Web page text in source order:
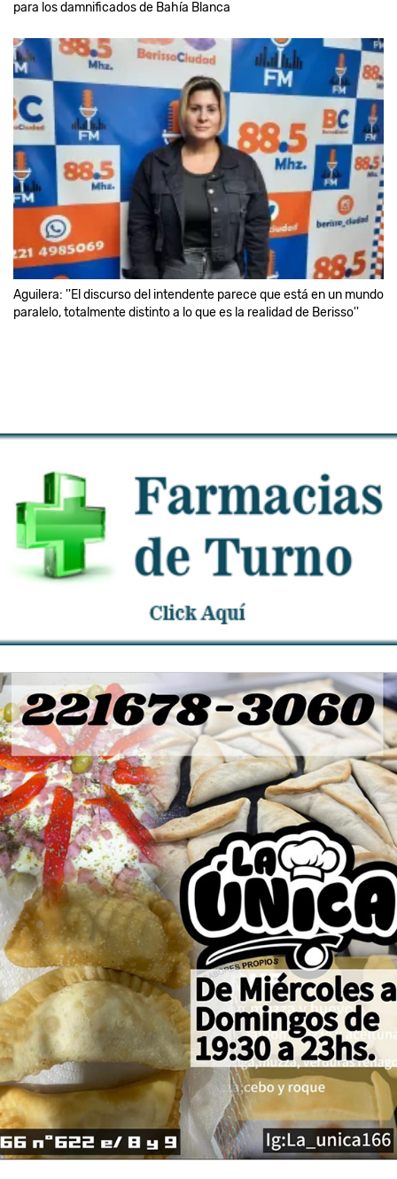
para los damnificados de Bahía Blanca
Aguilera: ''El discurso del intendente parece que está en un mundo
paralelo, totalmente distinto a lo que es la realidad de Berisso''